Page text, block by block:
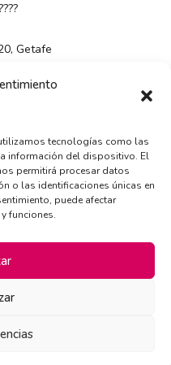
tecnologías como las
información del dispositivo. El
permitirá procesar datos
o las identificaciones únicas en
puede afectar
funciones.
Getafe
#dulces #getafe
#novedades